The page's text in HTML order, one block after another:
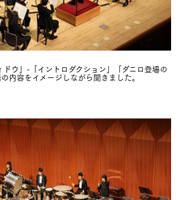
ドウ」-「イントロダクション」「ダニロ登場の
内容をイメージしながら聞きました。